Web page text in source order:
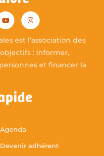
est l’association des
: informer,
et financer la
Agenda
Devenir adhérent